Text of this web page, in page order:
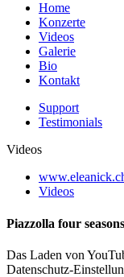
Home
Konzerte
Videos
Galerie
Bio
Kontakt
Support
Testimonials
Videos
Videos
Piazzolla four seasons
Das Laden von
Datenschutz-